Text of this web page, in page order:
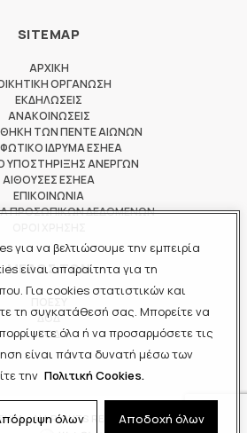
για να βελτιώσουμε την εμπειρία
είναι απαραίτητα για τη
Για cookies στατιστικών και
τη συγκατάθεσή σας. Μπορείτε να
όλα ή να προσαρμόσετε τις
είναι πάντα δυνατή μέσω των
την Πολιτική Cookies.
όλων Αποδοχή όλων
SITEMAP
ΑΡΧΙΚΗ
ΟΡΓΑΝΩΣΗ
ΕΚΔΗΛΩΣΕΙΣ
ΑΝΑΚΟΙΝΩΣΕΙΣ
ΤΩΝ ΠΕΝΤΕ ΑΙΩΝΩΝ
ΙΔΡΥΜΑ ΕΣΗΕΑ
ΥΠΟΣΤΗΡΙΞΗΣ ΑΝΕΡΓΩΝ
ΑΙΘΟΥΣΕΣ ΕΣΗΕΑ
ΕΠΙΚΟΙΝΩΝΙΑ
ΠΡΟΣΩΠΙΚΩΝ ΔΕΔΟΜΕΝΩΝ
ΜΕΛΟΣ ΤΩΝ
ΔΟΔ
ΕΟΔ
- ALL RIGHTS RESERVED